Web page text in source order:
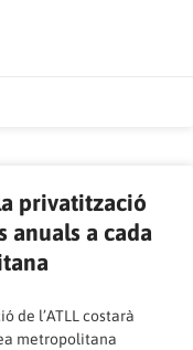
privatització
anuals a cada
de l’ATLL costarà
metropolitana